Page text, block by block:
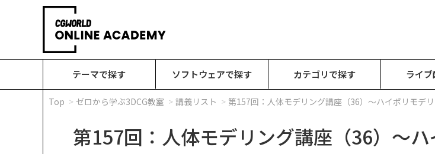
テーマで探す ソフトウェアで探す カテゴリで探す ライ
Top ゼロから学ぶ3DCG教室 講義リスト 第157回：人体モデリング講座（36）～ハイポリモデ
第157回：人体モデリング講座（36）～